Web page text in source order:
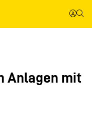
Anlagen mit